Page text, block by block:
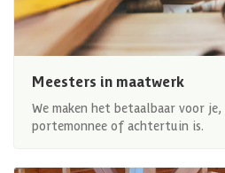
Meesters in maatwerk
We maken het betaalbaar voor
portemonnee of achtertuin is.